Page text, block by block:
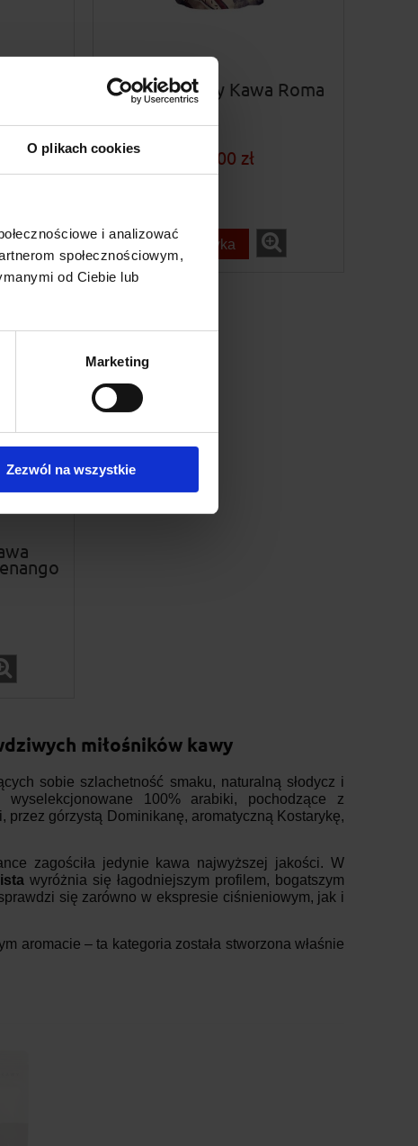
O plikach cookies
i analizować
społecznościowym,
od Ciebie lub
Marketing
Zezwól na wszystkie
Instytut Kawy Kawa Roma
129,00 zł
do koszyka
miłośników kawy
sobie szlachetność smaku, naturalną słodycz i
100% arabiki, pochodzące z
górzystą Dominikanę, aromatyczną Kostarykę,
zagościła jedynie kawa najwyższej jakości. W
wyróżnia się łagodniejszym profilem, bogatszym
się zarówno w ekspresie ciśnieniowym, jak i
aromacie – ta kategoria została stworzona właśnie